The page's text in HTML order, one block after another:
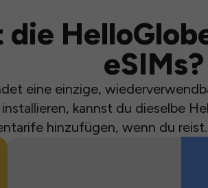
eSIMs?
eine einzige,
kannst du dieselbe
hinzufügen, wenn du